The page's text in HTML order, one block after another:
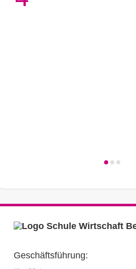
Geschäftsführung: